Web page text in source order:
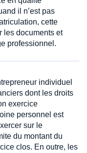
il n’est pas
cette
les documents et
professionnel.
individuel
dont les droits
exercice
personnel est
sur le
du montant du
clos. En outre, les